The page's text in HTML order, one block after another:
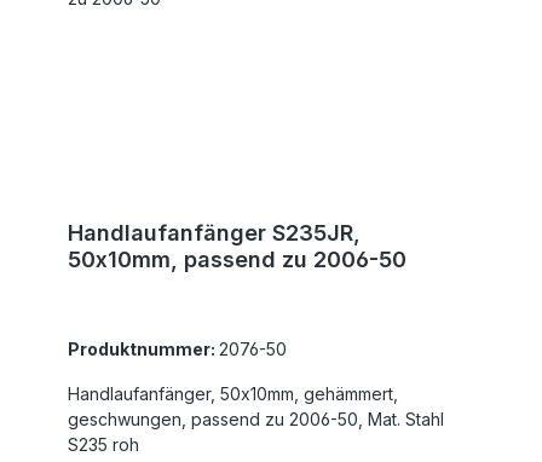
Handlaufanfänger S235JR,
50x10mm, passend zu 2006-50
Produktnummer: 2076-50
Handlaufanfänger, 50x10mm, gehämmert,
geschwungen, passend zu 2006-50, Mat. Stahl
S235 roh